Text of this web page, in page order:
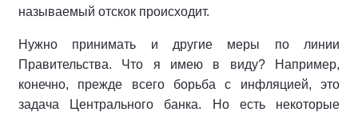
называемый отскок происходит.
Нужно принимать и другие меры по линии
Правительства. Что я имею в виду? Например,
конечно, прежде всего борьба с инфляцией, это
задача Центрального банка. Но есть некоторые